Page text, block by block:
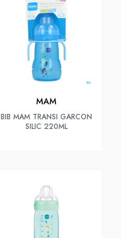
MAM
BIB MAM TRANSI GARCON
SILIC 220ML